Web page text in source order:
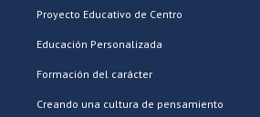
Proyecto Educativo de Centro
Educación Personalizada
Formación del carácter
Creando una cultura de pensamiento